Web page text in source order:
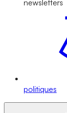
newsletters
politiques